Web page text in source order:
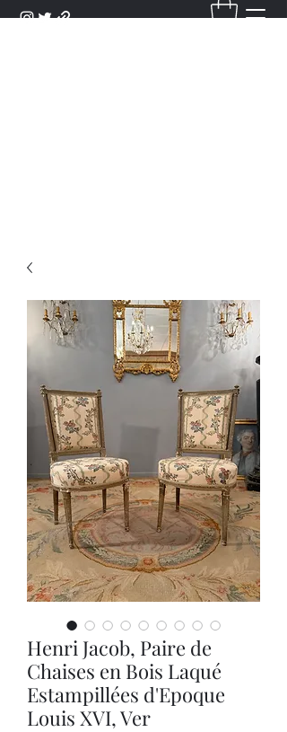
Henri Jacob, Paire de
Chaises en Bois Laqué
Estampillées d'Epoque
Louis XVI, Ver